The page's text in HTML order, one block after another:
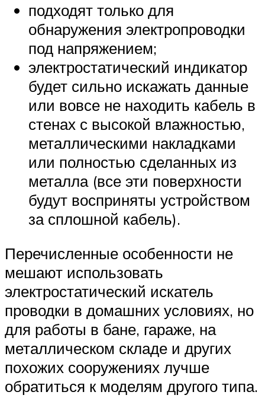
подходят только для
обнаружения электропроводки
под напряжением;
электростатический индикатор
будет сильно искажать данные
или вовсе не находить кабель в
стенах с высокой влажностью,
металлическими накладками
или полностью сделанных из
металла (все эти поверхности
будут восприняты устройством
за сплошной кабель).
Перечисленные особенности не
мешают использовать
электростатический искатель
проводки в домашних условиях, но
для работы в бане, гараже, на
металлическом складе и других
похожих сооружениях лучше
обратиться к моделям другого типа.